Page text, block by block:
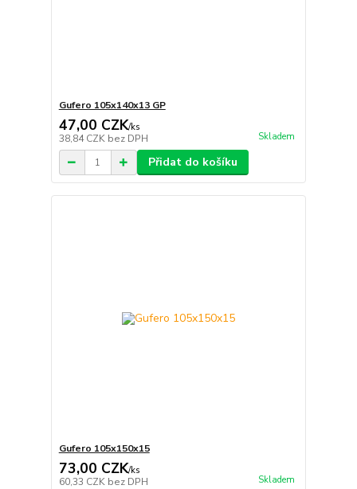
Gufero 105x140x13 GP
47,00 CZK/ks
38,84 CZK bez DPH Skladem
Přidat do košíku
Gufero 105x150x15
73,00 CZK/ks
60,33 CZK bez DPH Skladem